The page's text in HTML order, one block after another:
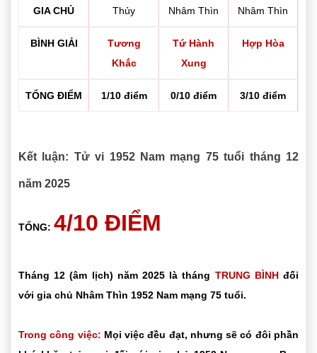
GIA CHỦ Thủy Nhâm Thìn Nhâm Thìn
BÌNH GIẢI
Tương
Khắc
Tứ Hành
Xung
Hợp Hòa
TỔNG ĐIỂM 1/10 điểm 0/10 điểm 3/10 điểm
Kết luận: Tử vi 1952 Nam mạng 75 tuổi tháng 12
năm 2025
TỔNG: 4/10 ĐIỂM
Tháng 12 (âm lịch) năm 2025 là tháng TRUNG BÌNHđối
với gia chủ Nhâm Thìn 1952 Nam mạng 75 tuổi.
Trong công việc: Mọi việc đều đạt, nhưng sẽ có đôi phần